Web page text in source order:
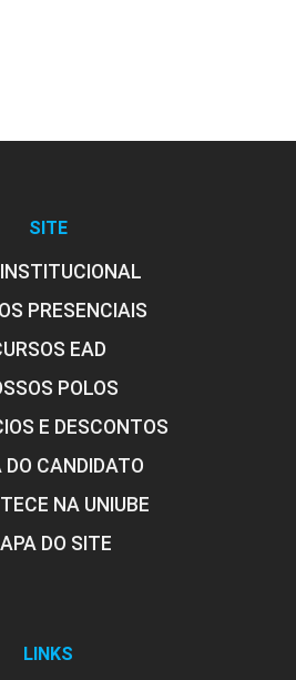
10h
Comportamental e
SITE
PRESENCIAIS
EAD
POLOS
E DESCONTOS
DO CANDIDATO
NA UNIUBE
DO SITE
LINKS